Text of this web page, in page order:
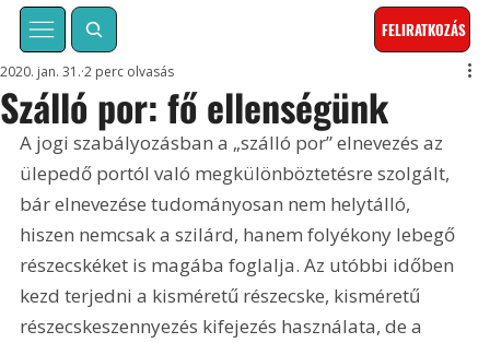
FELIRATKOZÁS
Szálló por: fő ellenségünk
2020. jan. 31. 2 perc olvasás
A jogi szabályozásban a „szálló por” elnevezés az
ülepedő portól való megkülönböztetésre szolgált,
bár elnevezése tudományosan nem helytálló,
hiszen nemcsak a szilárd, hanem folyékony lebegő
részecskéket is magába foglalja. Az utóbbi időben
kezd terjedni a kisméretű részecske, kisméretű
részecskeszennyezés kifejezés használata, de a